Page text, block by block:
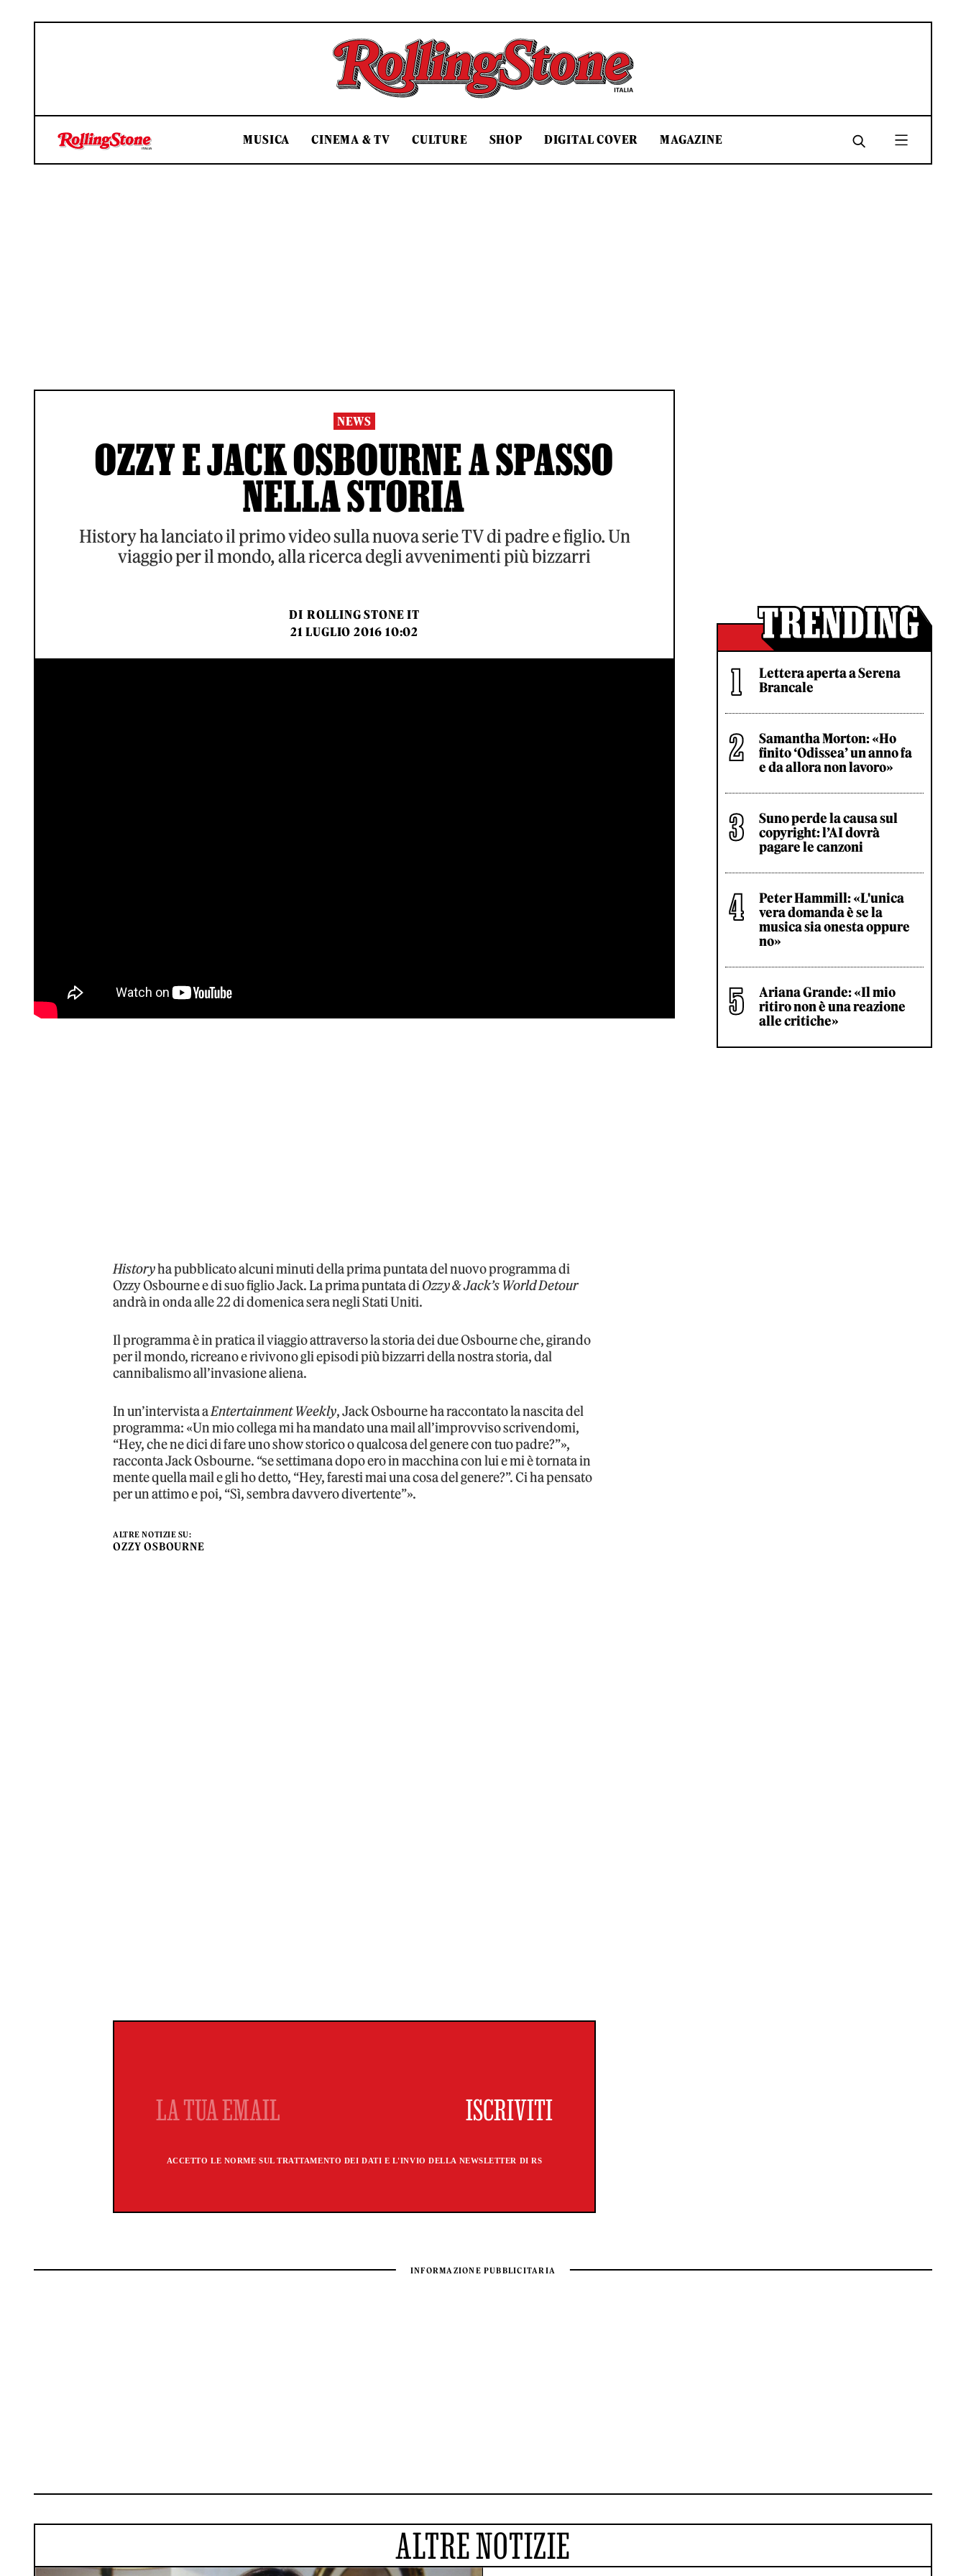
Rolling Stone Italia
MUSICA CINEMA & TV CULTURE SHOP DIGITAL COVER MAGAZINE
NEWS
OZZY E JACK OSBOURNE A SPASSO
NELLA STORIA
History ha lanciato il primo video sulla nuova serie TV di padre e figlio. Un
viaggio per il mondo, alla ricerca degli avvenimenti più bizzarri
DI ROLLING STONE IT
21 LUGLIO 2016 10:02
Historyha pubblicato alcuni minuti della prima puntata del nuovo programma di
Ozzy Osbourne e di suo figlio Jack. La prima puntata diOzzy & Jack’s World Detour
andrà in onda alle 22 di domenica sera negli Stati Uniti.
Il programma è in pratica il viaggio attraverso la storia dei due Osbourne che, girando
per il mondo, ricreano e rivivono gli episodi più bizzarri della nostra storia, dal
cannibalismo all’invasione aliena.
In un’intervista aEntertainment Weekly, Jack Osbourne ha raccontato la nascita del
programma: «Un mio collega mi ha mandato una mail all’improvviso scrivendomi,
“Hey, che ne dici di fare uno show storico o qualcosa del genere con tuo padre?”»,
racconta Jack Osbourne. “se settimana dopo ero in macchina con lui e mi è tornata in
mente quella mail e gli ho detto, “Hey, faresti mai una cosa del genere?”. Ci ha pensato
per un attimo e poi, “Sì, sembra davvero divertente”».
ALTRE NOTIZIE SU:
OZZY OSBOURNE
ACCETTO LE NORME SUL TRATTAMENTO DEI DATI E L'INVIO DELLA NEWSLETTER DI RS
Lettera aperta a Serena
Brancale
Samantha Morton: «Ho
finito ‘Odissea’ un anno fa
e da allora non lavoro»
Suno perde la causa sul
copyright: l’AI dovrà
pagare le canzoni
Peter Hammill: «L'unica
vera domanda è se la
musica sia onesta oppure
no»
Ariana Grande: «Il mio
ritiro non è una reazione
alle critiche»
ALTRE NOTIZIE